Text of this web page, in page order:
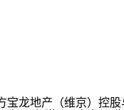
地产（维京）控股